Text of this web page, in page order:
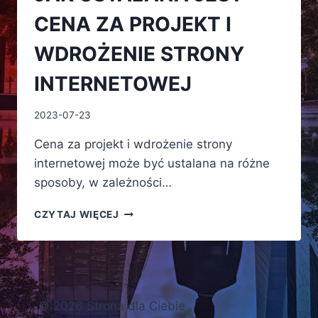
CENA ZA PROJEKT I
WDROŻENIE STRONY
INTERNETOWEJ
2023-07-23
Cena za projekt i wdrożenie strony
internetowej może być ustalana na różne
sposoby, w zależności…
CZYTAJ WIĘCEJ JAK
JEST
CENA
ZA
PROJEKT
I
WDROŻENIE
© 2026 Strona dla Ciebie